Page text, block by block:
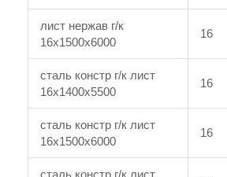
лист нержав г/к
16x1500x6000
16
сталь констр г/к лист
16x1400x5500
16
сталь констр г/к лист
16x1500x6000
16
сталь констр г/к лист